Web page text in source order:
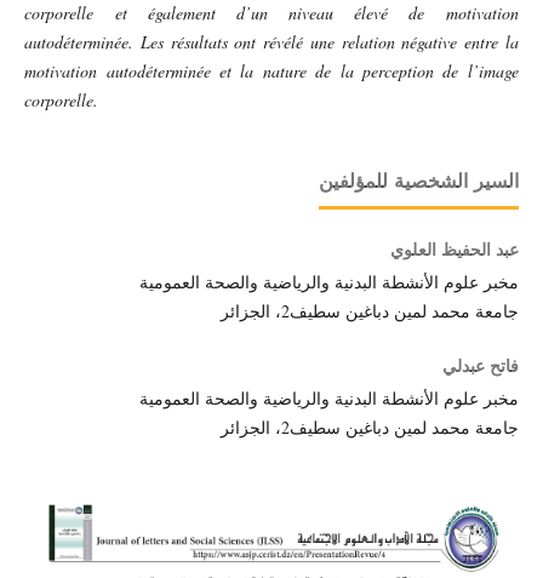
corporelle et également d’un niveau élevé de motivation
autodéterminée. Les résultats ont révélé une relation négative entre la
motivation autodéterminée et la nature de la perception de l’image
corporelle.
السير الشخصية للمؤلفين
عبد الحفيظ العلوي
مخبر علوم الأنشطة البدنية والرياضية والصحة العمومية
جامعة محمد لمين دباغين سطيف2، الجزائر
فاتح عبدلي
مخبر علوم الأنشطة البدنية والرياضية والصحة العمومية
جامعة محمد لمين دباغين سطيف2، الجزائر